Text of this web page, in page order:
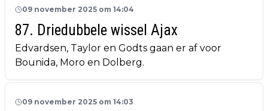
09 november 2025 om 14:04
87. Driedubbele wissel Ajax
Edvardsen, Taylor en Godts gaan er af voor
Bounida, Moro en Dolberg.
09 november 2025 om 14:03